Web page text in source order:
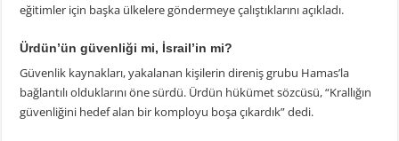
eğitimler için başka ülkelere göndermeye çalıştıklarını açıkladı.
Ürdün’ün güvenliği mi, İsrail’in mi?
Güvenlik kaynakları, yakalanan kişilerin direniş grubu Hamas’la
bağlantılı olduklarını öne sürdü. Ürdün hükümet sözcüsü, “Krallığın
güvenliğini hedef alan bir komployu boşa çıkardık” dedi.